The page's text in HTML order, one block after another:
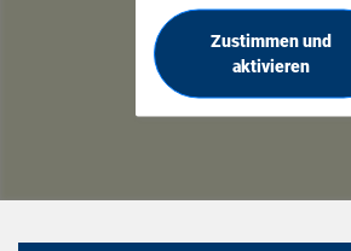
Zustimmen und
aktivieren